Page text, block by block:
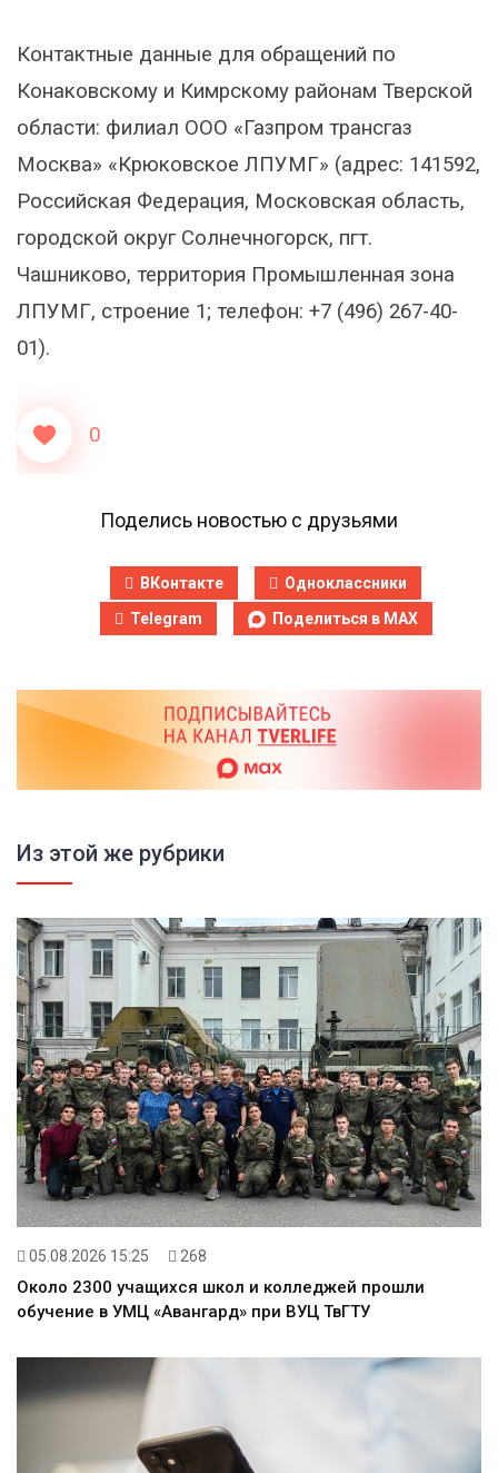
Контактные данные для обращений по
Конаковскому и Кимрскому районам Тверской
области: филиал ООО «Газпром трансгаз
Москва» «Крюковское ЛПУМГ» (адрес: 141592,
Российская Федерация, Московская область,
городской округ Солнечногорск, пгт.
Чашниково, территория Промышленная зона
ЛПУМГ, строение 1; телефон: +7 (496) 267-40-
01).
0
Поделись новостью с друзьями
ВКонтакте
Одноклассники
Telegram
Поделиться в MAX
Из этой же рубрики
05.08.2026 15:25 268
Около 2300 учащихся школ и колледжей прошли
обучение в УМЦ «Авангард» при ВУЦ ТвГТУ